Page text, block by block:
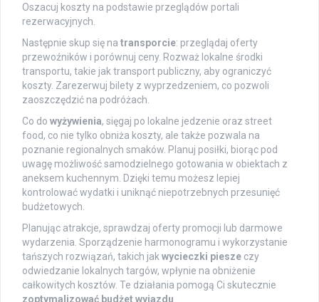
Oszacuj koszty na podstawie przeglądów portali
rezerwacyjnych.
Następnie skup się na transporcie: przeglądaj oferty
przewoźników i porównuj ceny. Rozważ lokalne środki
transportu, takie jak transport publiczny, aby ograniczyć
koszty. Zarezerwuj bilety z wyprzedzeniem, co pozwoli
zaoszczędzić na podróżach.
Co do wyżywienia, sięgaj po lokalne jedzenie oraz street
food, co nie tylko obniża koszty, ale także pozwala na
poznanie regionalnych smaków. Planuj posiłki, biorąc pod
uwagę możliwość samodzielnego gotowania w obiektach z
aneksem kuchennym. Dzięki temu możesz lepiej
kontrolować wydatki i uniknąć niepotrzebnych przesunięć
budżetowych.
Planując atrakcje, sprawdzaj oferty promocji lub darmowe
wydarzenia. Sporządzenie harmonogramu i wykorzystanie
tańszych rozwiązań, takich jak wycieczki piesze czy
odwiedzanie lokalnych targów, wpłynie na obniżenie
całkowitych kosztów. Te działania pomogą Ci skutecznie
zoptymalizować budżet wyjazdu